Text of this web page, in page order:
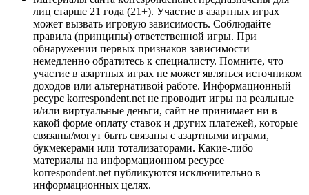
лиц старше 21 года (21+). Участие в азартных играх
может вызвать игровую зависимость. Соблюдайте
правила (принципы) ответственной игры. При
обнаружении первых признаков зависимости
немедленно обратитесь к специалисту. Помните, что
участие в азартных играх не может являться источником
доходов или альтернативой работе. Информационный
ресурс korrespondent.net не проводит игры на реальные
и/или виртуальные деньги, сайт не принимает ни в
какой форме оплату ставок и других платежей, которые
связаны/могут быть связаны с азартными играми,
букмекерами или тотализаторами. Какие-либо
материалы на информационном ресурсе
korrespondent.net публикуются исключительно в
информационных целях.